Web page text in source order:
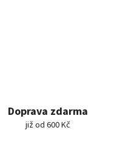
Doprava zdarma
již od 600 Kč